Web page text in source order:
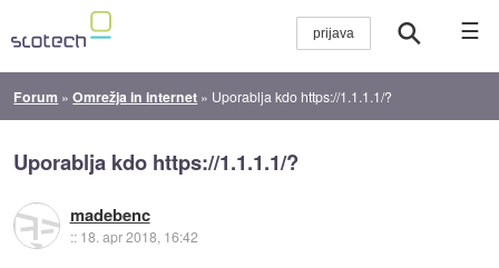
☰
Forum »Omrežja in internet » Uporablja kdo https://1.1.1.1/?
Uporablja kdo https://1.1.1.1/?
madebenc
:: 18. apr 2018, 16:42